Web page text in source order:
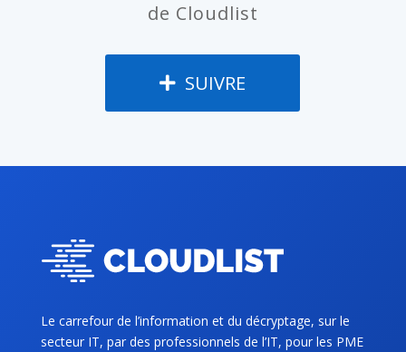
de Cloudlist
SUIVRE
Le carrefour de l’information et du décryptage, sur le
secteur IT, par des professionnels de l’IT, pour les PME